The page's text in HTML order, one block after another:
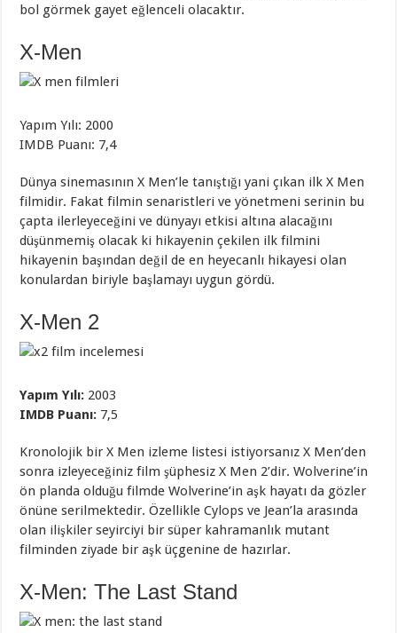
bol görmek gayet eğlenceli olacaktır.
X-Men
Yapım Yılı: 2000
IMDB Puanı: 7,4
Dünya sinemasının X Men’le tanıştığı yani çıkan ilk X Men
filmidir. Fakat filmin senaristleri ve yönetmeni serinin bu
çapta ilerleyeceğini ve dünyayı etkisi altına alacağını
düşünmemiş olacak ki hikayenin çekilen ilk filmini
hikayenin başından değil de en heyecanlı hikayesi olan
konulardan biriyle başlamayı uygun gördü.
X-Men 2
Yapım Yılı: 2003
IMDB Puanı: 7,5
Kronolojik bir X Men izleme listesi istiyorsanız X Men’den
sonra izleyeceğiniz film şüphesiz X Men 2’dir. Wolverine’in
ön planda olduğu filmde Wolverine’in aşk hayatı da gözler
önüne serilmektedir. Özellikle Cylops ve Jean’la arasında
olan ilişkiler seyirciyi bir süper kahramanlık mutant
filminden ziyade bir aşk üçgenine de hazırlar.
X-Men: The Last Stand